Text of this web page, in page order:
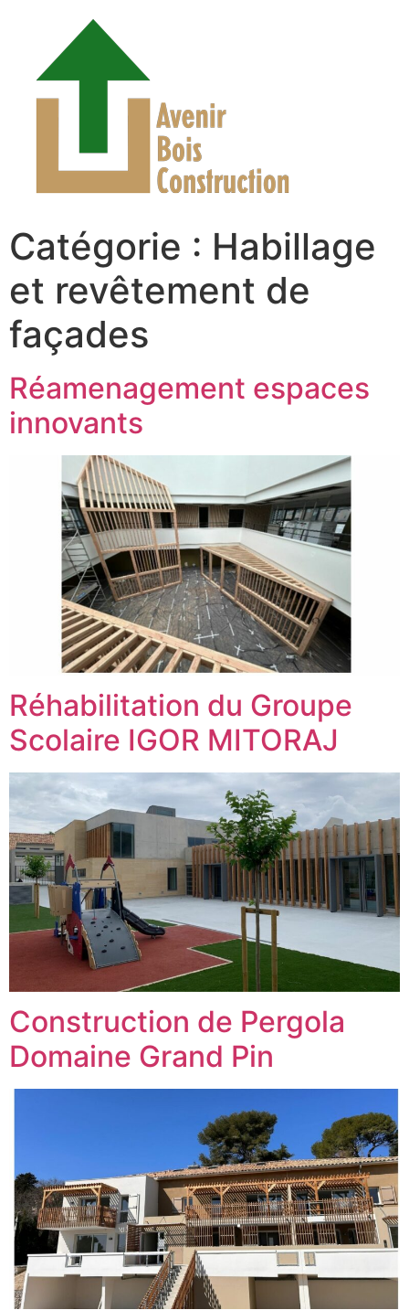
Catégorie : Habillage
et revêtement de
façades
Réamenagement espaces
innovants
Réhabilitation du Groupe
Scolaire IGOR MITORAJ
Construction de Pergola
Domaine Grand Pin